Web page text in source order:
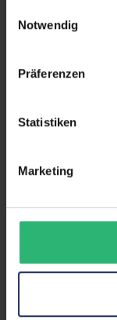
Weitere
Notwendig
Präferenzen
Statistiken
Marketing
Webcam:
Kontrast:
Touchscreen:
GTIN/EAN: